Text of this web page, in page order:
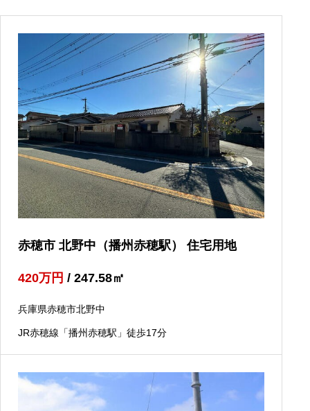
赤穂市 北野中（播州赤穂駅） 住宅用地
420万円 / 247.58㎡
兵庫県赤穂市北野中
JR赤穂線「播州赤穂駅」徒歩17分